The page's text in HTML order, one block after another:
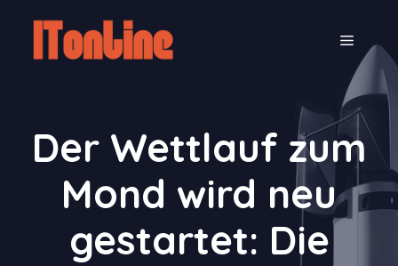
springen
MENÜ
Der Wettlauf zum
Mond wird neu
gestartet: Die